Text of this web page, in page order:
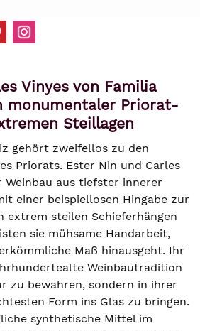
Vinyes von Familia
monumentaler Priorat-
Steillagen
gehört zweifellos zu den
Priorats. Ester Nin und Carles
aus tiefster innerer
einer beispiellosen Hingabe zur
extrem steilen Schieferhängen
sie mühsame Handarbeit,
Maß hinausgeht. Ihr
Weinbautradition
zu bewahren, sondern in ihrer
Form ins Glas zu bringen.
synthetische Mittel im